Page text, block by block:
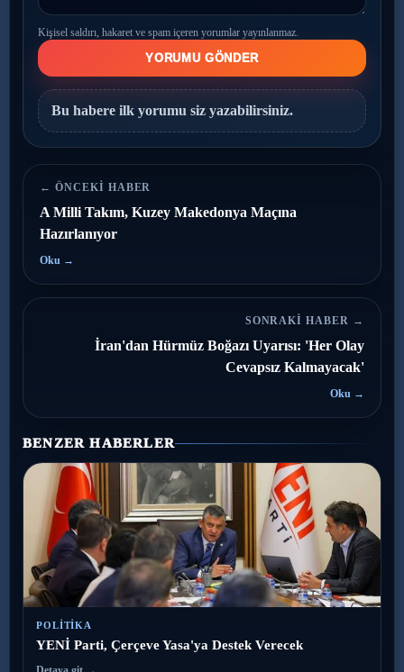
Kişisel saldırı, hakaret ve spam içeren yorumlar yayınlanmaz.
YORUMU GÖNDER
Bu habere ilk yorumu siz yazabilirsiniz.
← ÖNCEKI HABER
A Milli Takım, Kuzey Makedonya Maçına
Hazırlanıyor
Oku →
SONRAKI HABER →
İran'dan Hürmüz Boğazı Uyarısı: 'Her Olay
Cevapsız Kalmayacak'
Oku →
BENZER HABERLER
POLITIKA
YENİ Parti, Çerçeve Yasa'ya Destek Verecek